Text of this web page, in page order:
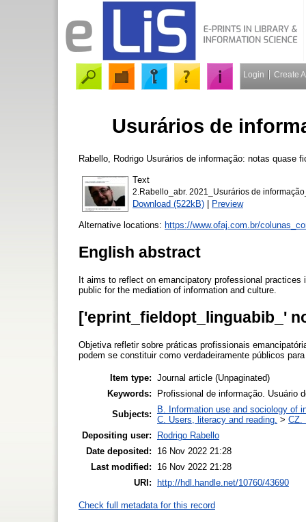
Login Create
Usurários de
Rabello, Rodrigo Usurários de informação: notas quase
Text
2.Rabello_abr. 2021_Usurários de
Download (522kB) | Preview
Alternative locations: https://www.ofaj.com.br/
English abstract
It aims to reflect on emancipatory professional
public for the mediation of information and culture.
['eprint_fieldopt_linguabib_'
Objetiva refletir sobre práticas profissionais
podem se constituir como verdadeiramente públicos
Item type: Journal article (Unpaginated)
Keywords:
Profissional de informação. Usuário
Subjects:
B. Information use and sociology of
C. Users, literacy and reading. > CZ.
Depositing user:
Rodrigo Rabello
Date deposited:
16 Nov 2022 21:28
Last modified:
16 Nov 2022 21:28
URI:
http://hdl.handle.net/10760/43690
Check full metadata for this record